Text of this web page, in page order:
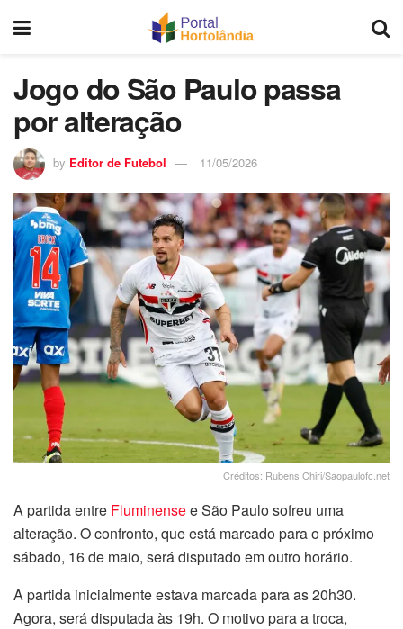
Jogo do São Paulo passa
por alteração
by Editor de Futebol 11/05/2026
Créditos: Rubens Chiri/Saopaulofc.net
A partida entre Fluminensee São Paulo sofreu uma
alteração. O confronto, que está marcado para o próximo
sábado, 16 de maio, será disputado em outro horário.
A partida inicialmente estava marcada para as 20h30.
Agora, será disputada às 19h. O motivo para a troca,